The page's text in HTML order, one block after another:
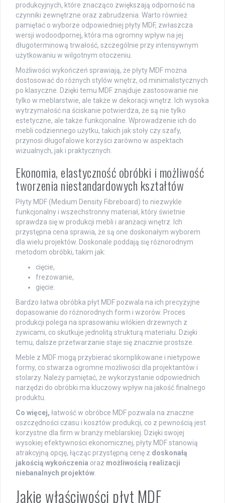
produkcyjnych, które znacząco zwiększają odporność na
czynniki zewnętrzne oraz zabrudzenia. Warto również
pamiętać o wyborze odpowiedniej płyty MDF, zwłaszcza
wersji wodoodpornej, która ma ogromny wpływ na jej
długoterminową trwałość, szczególnie przy intensywnym
użytkowaniu w wilgotnym otoczeniu.
Możliwości wykończeń sprawiają, że płyty MDF można
dostosować do różnych stylów wnętrz, od minimalistycznych
po klasyczne. Dzięki temu MDF znajduje zastosowanie nie
tylko w meblarstwie, ale także w dekoracji wnętrz. Ich wysoka
wytrzymałość na ściskanie potwierdza, że są nie tylko
estetyczne, ale także funkcjonalne. Wprowadzenie ich do
mebli codziennego użytku, takich jak stoły czy szafy,
przynosi długofalowe korzyści zarówno w aspektach
wizualnych, jak i praktycznych.
Ekonomia, elastyczność obróbki i możliwość
tworzenia niestandardowych kształtów
Płyty MDF (Medium Density Fibreboard) to niezwykle
funkcjonalny i wszechstronny materiał, który świetnie
sprawdza się w produkcji mebli i aranżacji wnętrz. Ich
przystępna cena sprawia, że są one doskonałym wyborem
dla wielu projektów. Doskonale poddają się różnorodnym
metodom obróbki, takim jak:
cięcie,
frezowanie,
gięcie.
Bardzo łatwa obróbka płyt MDF pozwala na ich precyzyjne
dopasowanie do różnorodnych form i wzorów. Proces
produkcji polega na sprasowaniu włókien drzewnych z
żywicami, co skutkuje jednolitą strukturą materiału. Dzięki
temu, dalsze przetwarzanie staje się znacznie prostsze.
Meble z MDF mogą przybierać skomplikowane i nietypowe
formy, co stwarza ogromne możliwości dla projektantów i
stolarzy. Należy pamiętać, że wykorzystanie odpowiednich
narzędzi do obróbki ma kluczowy wpływ na jakość finalnego
produktu.
Co więcej, łatwość w obróbce MDF pozwala na znaczne
oszczędności czasu i kosztów produkcji, co z pewnością jest
korzystne dla firm w branży meblarskiej. Dzięki swojej
wysokiej efektywności ekonomicznej, płyty MDF stanowią
atrakcyjną opcję, łącząc przystępną cenę z doskonałą
jakością wykończenia oraz możliwością realizacji
niebanalnych projektów.
Jakie właściwości płyt MDF